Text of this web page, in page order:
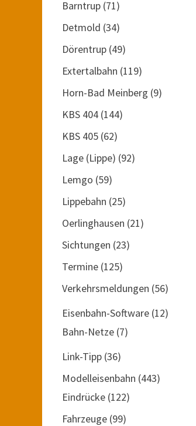
Barntrup (71)
Detmold (34)
Dörentrup (49)
Extertalbahn (119)
Horn-Bad Meinberg (9)
KBS 404 (144)
KBS 405 (62)
Lage (Lippe) (92)
Lemgo (59)
Lippebahn (25)
Oerlinghausen (21)
Sichtungen (23)
Termine (125)
Verkehrsmeldungen (56)
Eisenbahn-Software (12)
Bahn-Netze (7)
Link-Tipp (36)
Modelleisenbahn (443)
Eindrücke (122)
Fahrzeuge (99)